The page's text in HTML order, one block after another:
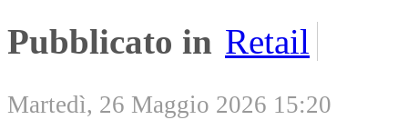
Pubblicato in Retail
Martedì, 26 Maggio 2026 15:20